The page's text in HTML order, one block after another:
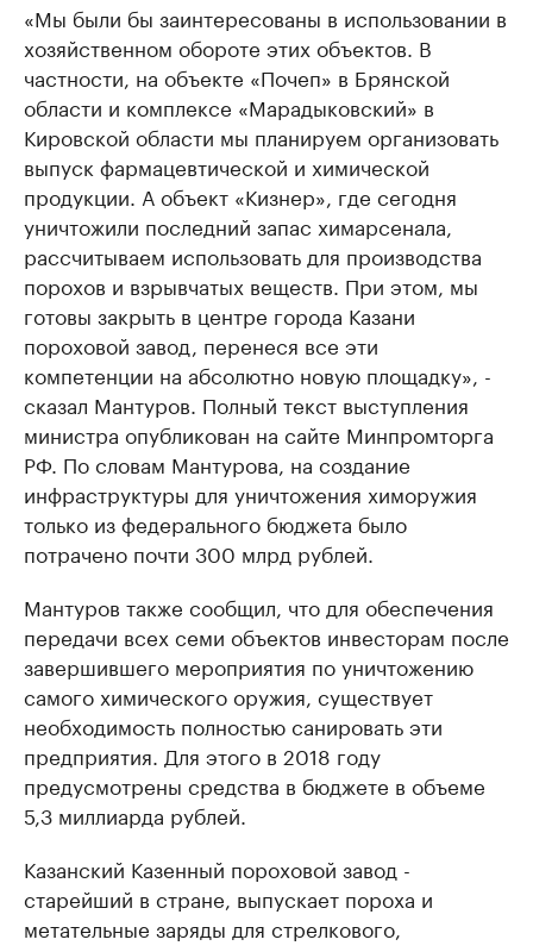
«Мы были бы заинтересованы в использовании в
хозяйственном обороте этих объектов. В
частности, на объекте «Почеп» в Брянской
области и комплексе «Марадыковский» в
Кировской области мы планируем организовать
выпуск фармацевтической и химической
продукции. А объект «Кизнер», где сегодня
уничтожили последний запас химарсенала,
рассчитываем использовать для производства
порохов и взрывчатых веществ. При этом, мы
готовы закрыть в центре города Казани
пороховой завод, перенеся все эти
компетенции на абсолютно новую площадку», -
сказал Мантуров. Полный текст выступления
министра опубликован на сайте Минпромторга
РФ. По словам Мантурова, на создание
инфраструктуры для уничтожения химоружия
только из федерального бюджета было
потрачено почти 300 млрд рублей.
Мантуров также сообщил, что для обеспечения
передачи всех семи объектов инвесторам после
завершившего мероприятия по уничтожению
самого химического оружия, существует
необходимость полностью санировать эти
предприятия. Для этого в 2018 году
предусмотрены средства в бюджете в объеме
5,3 миллиарда рублей.
Казанский Казенный пороховой завод -
старейший в стране, выпускает пороха и
метательные заряды для стрелкового,